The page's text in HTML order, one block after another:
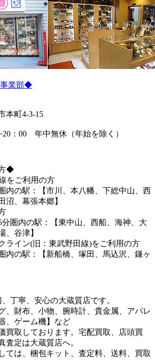
業部◆
本町4-3-15
：00 年中無休（年始を除く）
◆
をご利用の方
内の駅：【市川、本八幡、下総中山、西
沼、幕張本郷】
分圏内の駅：【東中山、西船、海神、大
、谷津】
ライン(旧：東武野田線)をご利用の方
内の駅：【新船橋、塚田、馬込沢、鎌ヶ
丁寧、安心の大蔵質店です。
、財布、小物、腕時計、貴金属、アパレ
、ゲーム機】など
買取しております。宅配買取、店頭買
査定は大蔵質店へ。
ては、梱包キット、査定料、送料、買取